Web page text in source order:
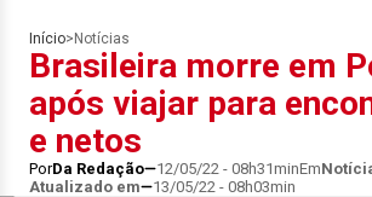
Início> Notícias
Brasileira morre em
após viajar para
e netos
PorDa Redação 12/05/22 - 08h31minEm
Atualizado em
13/05/22 - 08h03min